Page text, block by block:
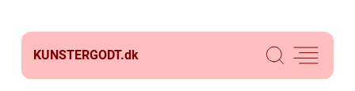
KUNSTERGODT.dk